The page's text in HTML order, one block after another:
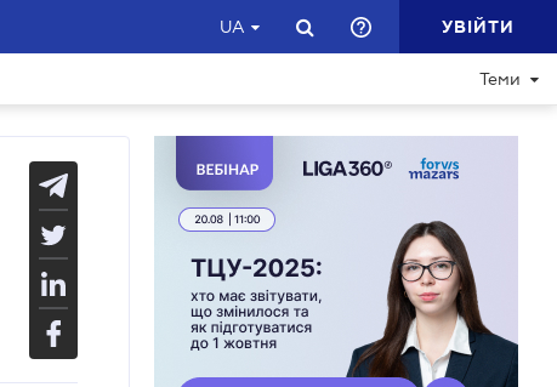
UA УВІЙТИ
Теми